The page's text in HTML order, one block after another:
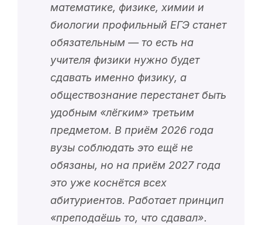
математике, физике, химии и
биологии профильный ЕГЭ станет
обязательным — то есть на
учителя физики нужно будет
сдавать именно физику, а
обществознание перестанет быть
удобным «лёгким» третьим
предметом. В приём 2026 года
вузы соблюдать это ещё не
обязаны, но на приём 2027 года
это уже коснётся всех
абитуриентов. Работает принцип
«преподаёшь то, что сдавал».